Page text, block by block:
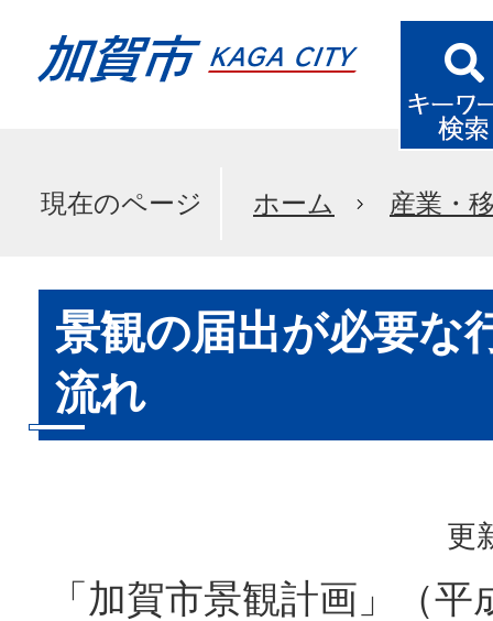
現在のページ ホーム 産業・
景観の届出が必要な
流れ
更
「加賀市景観計画」（